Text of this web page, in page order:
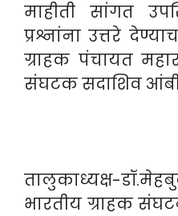
माहीती सांगत
प्रश्नांना उत्तरे
ग्राहक पंचायत
संघटक सदाशिव
तालुकाध्यक्ष-
भारतीय ग्राहक